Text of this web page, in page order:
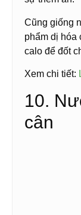
Cũng giống
phẩm dị hóa
calo để đốt
Xem chi tiết:
10.
cân